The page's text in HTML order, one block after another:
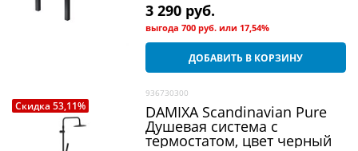
3 290 руб.
выгода700 руб. или 17,54%
ДОБАВИТЬ В КОРЗИНУ
Скидка 53,11%
936730300
DAMIXA Scandinavian Pure
Душевая система c
термостатом, цвет черный